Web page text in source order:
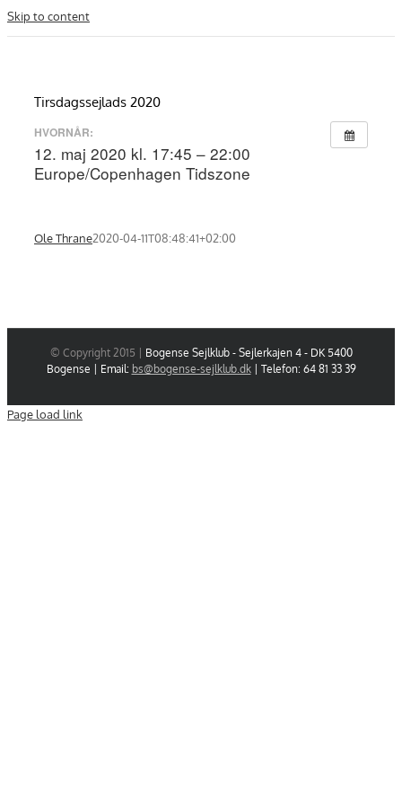
Skip to content
Tirsdagssejlads 2020
HVORNÅR:
12. maj 2020 kl. 17:45 – 22:00
Europe/Copenhagen Tidszone
Ole Thrane2020-04-11T08:48:41+02:00
© Copyright 2015 | Bogense Sejlklub - Sejlerkajen 4 - DK 5400
Bogense | Email: bs@bogense-sejlklub.dk| Telefon: 64 81 33 39
Page load link